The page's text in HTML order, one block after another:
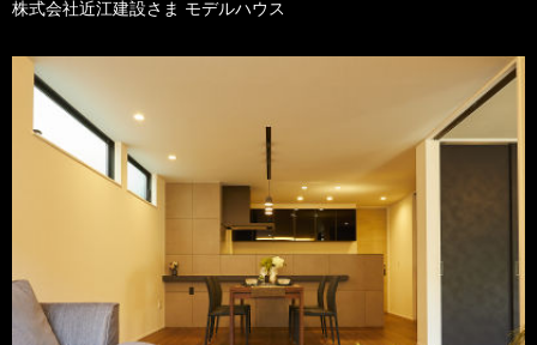
株式会社近江建設さま モデルハウス